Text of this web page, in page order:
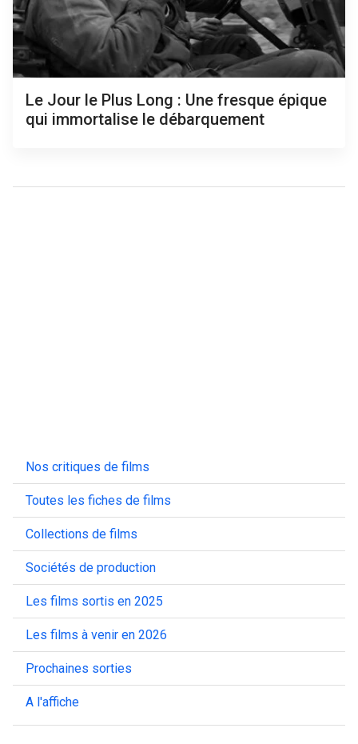
Le Jour le Plus Long : Une fresque épique
qui immortalise le débarquement
Nos critiques de films
Toutes les fiches de films
Collections de films
Sociétés de production
Les films sortis en 2025
Les films à venir en 2026
Prochaines sorties
A l'affiche